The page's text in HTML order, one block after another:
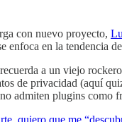
con nuevo proyecto,
enfoca en la tendencia
a un viejo
de privacidad (aquí
admiten plugins como
quiero que me